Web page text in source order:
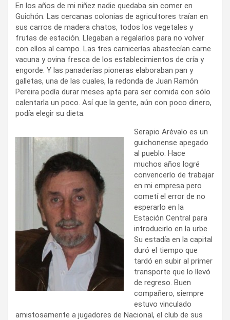
En los años de mi niñez nadie quedaba sin comer en
Guichón. Las cercanas colonias de agricultores traían en
sus carros de madera chatos, todos los vegetales y
frutas de estación. Llegaban a regalarlos para no volver
con ellos al campo. Las tres carnicerías abastecían carne
vacuna y ovina fresca de los establecimientos de cría y
engorde. Y las panaderías pioneras elaboraban pan y
galletas, una de las cuales, la redonda de Juan Ramón
Pereira podía durar meses apta para ser comida con sólo
calentarla un poco. Así que la gente, aún con poco dinero,
podía elegir su dieta.
Serapio Arévalo es un
guichonense apegado
al pueblo. Hace
muchos años logré
convencerlo de trabajar
en mi empresa pero
cometí el error de no
esperarlo en la
Estación Central para
introducirlo en la urbe.
Su estadía en la capital
duró el tiempo que
tardó en subir al primer
transporte que lo llevó
de regreso. Buen
compañero, siempre
estuvo vinculado
amistosamente a jugadores de Nacional, el club de sus